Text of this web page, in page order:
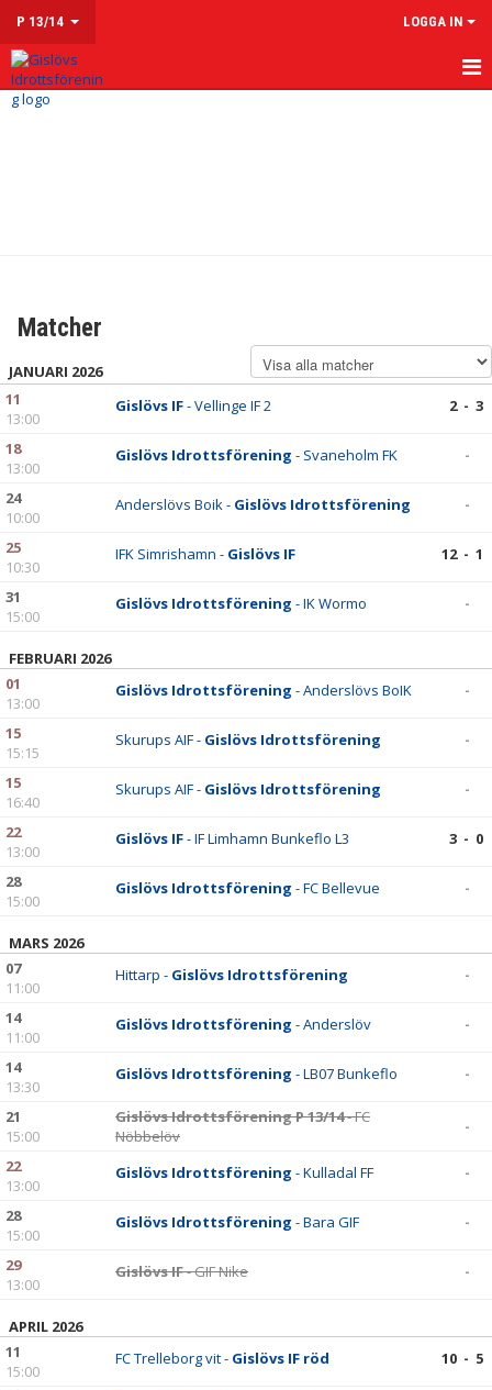
P 13/14 LOGGA IN
HEM
Matcher
JANUARI 2026
11
13:00
Gislövs IF- Vellinge IF 2 2 - 3
18
13:00
Gislövs Idrottsförening - Svaneholm FK -
24
10:00
Anderslövs Boik - Gislövs Idrottsförening -
25
10:30
IFK Simrishamn - Gislövs IF 12 - 1
31
15:00
Gislövs Idrottsförening - IK Wormo -
FEBRUARI 2026
01
13:00
Gislövs Idrottsförening - Anderslövs BoIK -
15
15:15
Skurups AIF - Gislövs Idrottsförening -
15
16:40
Skurups AIF - Gislövs Idrottsförening -
22
13:00
Gislövs IF- IF Limhamn Bunkeflo L3 3 - 0
28
15:00
Gislövs Idrottsförening - FC Bellevue -
MARS 2026
07
11:00
Hittarp - Gislövs Idrottsförening -
14
11:00
Gislövs Idrottsförening - Anderslöv -
14
13:30
Gislövs Idrottsförening - LB07 Bunkeflo -
21
15:00
Gislövs Idrottsförening P 13/14- FC
Nöbbelöv
-
22
13:00
Gislövs Idrottsförening - Kulladal FF -
28
15:00
Gislövs Idrottsförening - Bara GIF -
29
13:00
Gislövs IF- GIF Nike -
APRIL 2026
11
15:00
FC Trelleborg vit - Gislövs IF röd 10 - 5